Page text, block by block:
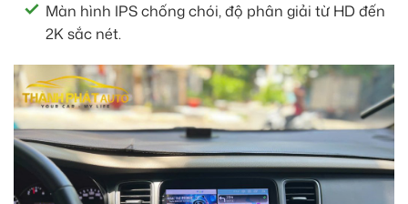
Màn hình IPS chống chói, độ phân giải từ HD đến
2K sắc nét.